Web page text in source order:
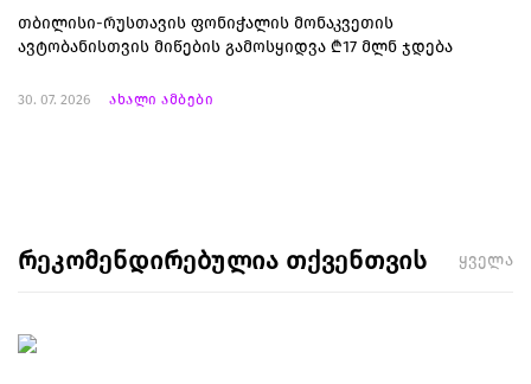
თბილისი-რუსთავის ფონიჭალის მონაკვეთის
ავტობანისთვის მიწების გამოსყიდვა ₾17 მლნ ჯდება
30. 07. 2026 ახალი ამბები
რეკომენდირებულია თქვენთვის ყველა